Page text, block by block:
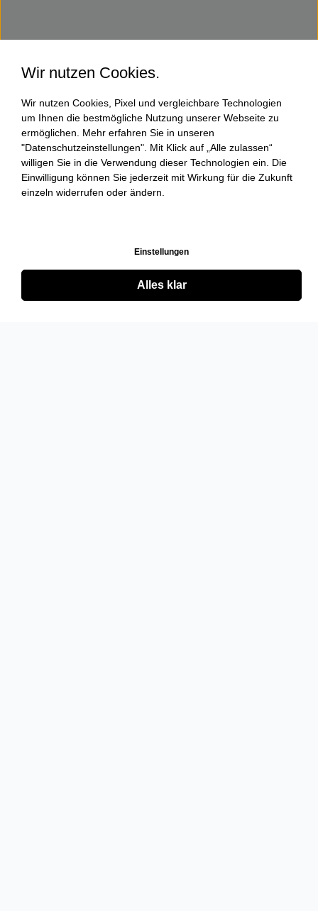
Wir nutzen Cookies.
Wir nutzen Cookies, Pixel und vergleichbare Technologien
um Ihnen die bestmögliche Nutzung unserer Webseite zu
ermöglichen. Mehr erfahren Sie in unseren
"Datenschutzeinstellungen". Mit Klick auf „Alle zulassen“
willigen Sie in die Verwendung dieser Technologien ein. Die
Einwilligung können Sie jederzeit mit Wirkung für die Zukunft
einzeln widerrufen oder ändern.
Einstellungen
Alles klar